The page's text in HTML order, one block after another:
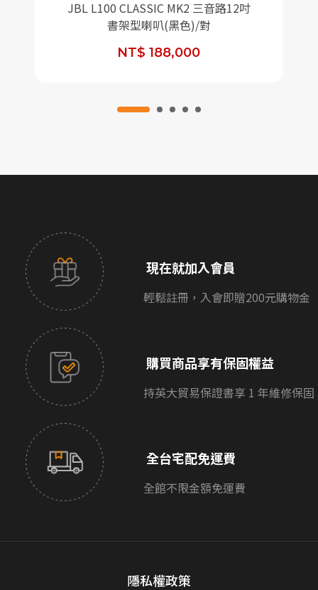
JBL L100 CLASSIC MK2 三音路12吋
書架型喇叭(黑色)/對
NT$ 188,000
現在就加入會員
輕鬆註冊，入會即贈200元購物金
購買商品享有保固權益
持英大貿易保證書享 1 年維修保固
全台宅配免運費
全館不限金額免運費
隱私權政策